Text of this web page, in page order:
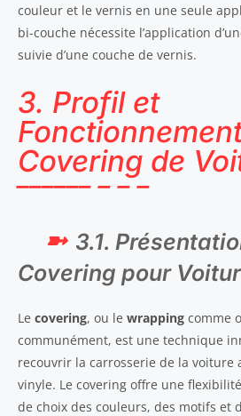
couleur et le vernis en une seule
bi-couche nécessite l’application
suivie d’une couche de vernis.
3. Profil et
Covering de
3.1.
Covering pour
Le covering, ou le wrapping comme
communément, est une technique
recouvrir la carrosserie de la voiture
vinyle. Le covering offre une
de choix des couleurs, des motifs et